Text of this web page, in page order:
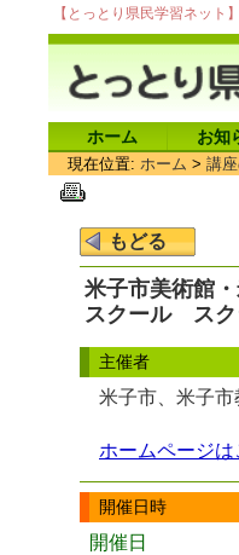
【とっとり県民学習ネット
ホーム お知
現在位置: ホーム > 講
米子市美術館
スクール スク
主催者
米子市、米子
ホームページは
開催日時
開催日